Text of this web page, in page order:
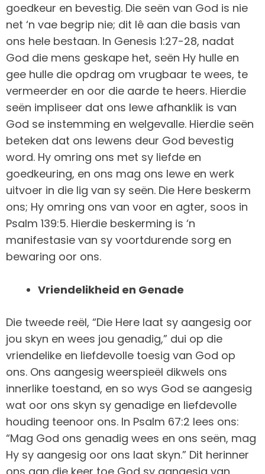
goedkeur en bevestig. Die seën van God is nie
net ‘n vae begrip nie; dit lê aan die basis van
ons hele bestaan. In Genesis 1:27-28, nadat
God die mens geskape het, seën Hy hulle en
gee hulle die opdrag om vrugbaar te wees, te
vermeerder en oor die aarde te heers. Hierdie
seën impliseer dat ons lewe afhanklik is van
God se instemming en welgevalle. Hierdie seën
beteken dat ons lewens deur God bevestig
word. Hy omring ons met sy liefde en
goedkeuring, en ons mag ons lewe en werk
uitvoer in die lig van sy seën. Die Here beskerm
ons; Hy omring ons van voor en agter, soos in
Psalm 139:5. Hierdie beskerming is ‘n
manifestasie van sy voortdurende sorg en
bewaring oor ons.
Vriendelikheid en Genade
Die tweede reël, “Die Here laat sy aangesig oor
jou skyn en wees jou genadig,” dui op die
vriendelike en liefdevolle toesig van God op
ons. Ons aangesig weerspieël dikwels ons
innerlike toestand, en so wys God se aangesig
wat oor ons skyn sy genadige en liefdevolle
houding teenoor ons. In Psalm 67:2 lees ons:
“Mag God ons genadig wees en ons seën, mag
Hy sy aangesig oor ons laat skyn.” Dit herinner